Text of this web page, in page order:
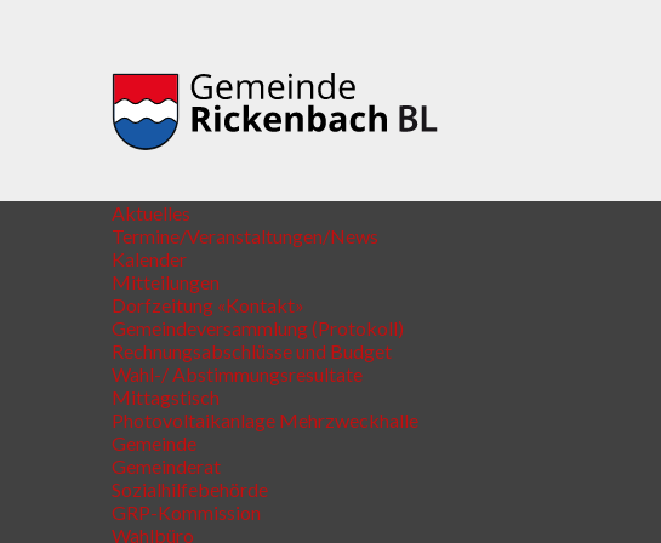
Aktuelles
Termine/Veranstaltungen/News
Kalender
Mitteilungen
Dorfzeitung «Kontakt»
Gemeindeversammlung (Protokoll)
Rechnungsabschlüsse und Budget
Wahl-/ Abstimmungsresultate
Mittagstisch
Photovoltaikanlage Mehrzweckhalle
Gemeinde
Gemeinderat
Sozialhilfebehörde
GRP-Kommission
Wahlbüro